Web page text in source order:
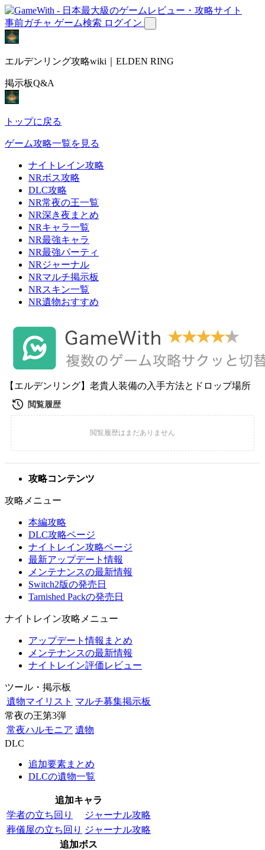
事前ガチャ ゲーム検索 ログイン
エルデンリング攻略wiki｜ELDEN RING
掲示板Q&A
トップに戻る
ゲーム攻略一覧を見る
ナイトレイン攻略
NRボス攻略
DLC攻略
NR常夜の王一覧
NR深き夜まとめ
NRキャラ一覧
NR最強キャラ
NR最強パーティ
NRジャーナル
NRマルチ掲示板
NRスキン一覧
NR遺物おすすめ
【エルデンリング】老貴人装備の入手方法とドロップ場所
攻略コンテンツ
攻略メニュー
本編攻略
DLC攻略ページ
ナイトレイン攻略ページ
最新アップデート情報
メンテナンスの最新情報
Switch2版の発売日
Tarnished Packの発売日
ナイトレイン攻略メニュー
アップデート情報まとめ
メンテナンスの最新情報
ナイトレイン評価レビュー
ツール・掲示板
遺物マイリスト マルチ募集掲示板
常夜の王第3弾
常夜ハルモニア 遺物
DLC
追加要素まとめ
DLCの遺物一覧
追加キャラ
学者の立ち回り
ジャーナル攻略
葬儀屋の立ち回り ジャーナル攻略
追加ボス